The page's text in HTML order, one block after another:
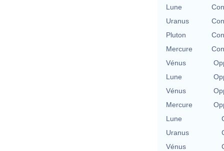
Lune
Uranus
Pluton
Mercure
Vénus
Lune
Vénus
Mercure
Lune
Uranus
Vénus